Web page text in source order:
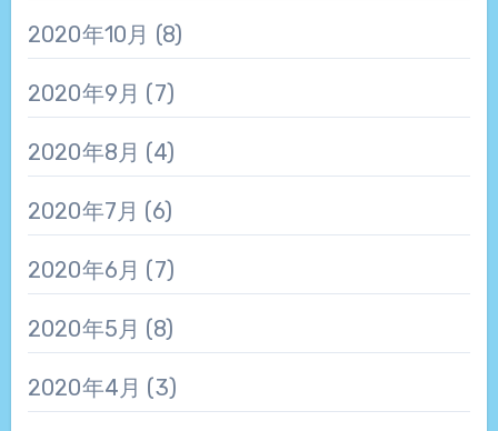
2020年10月 (8)
2020年9月 (7)
2020年8月 (4)
2020年7月 (6)
2020年6月 (7)
2020年5月 (8)
2020年4月 (3)